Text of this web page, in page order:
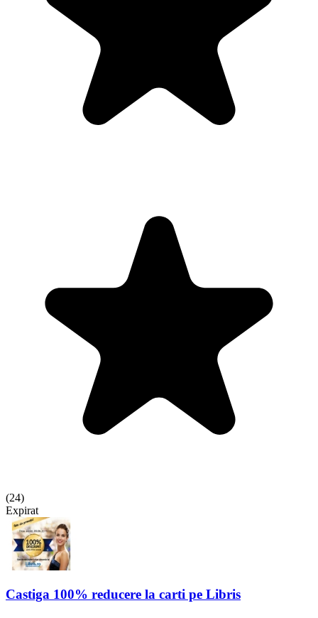
(24)
Expirat
Castiga 100% reducere la carti pe Libris